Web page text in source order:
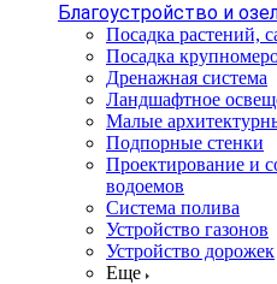
Благоустройство и
Посадка растений,
Посадка
Дренажная система
Ландшафтное
Малые
Подпорные стенки
Проектирование и
водоемов
Система полива
Устройство газонов
Устройство дорожек
Еще